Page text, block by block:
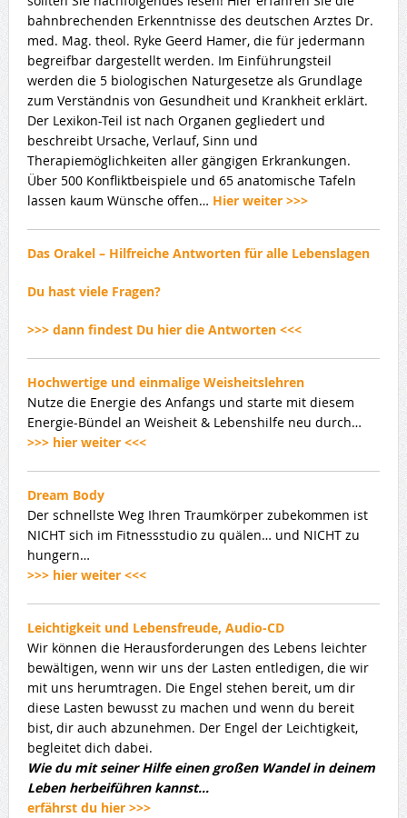
bahnbrechenden Erkenntnisse des deutschen Arztes Dr.
med. Mag. theol. Ryke Geerd Hamer, die für jedermann
begreifbar dargestellt werden. Im Einführungsteil
werden die 5 biologischen Naturgesetze als Grundlage
zum Verständnis von Gesundheit und Krankheit erklärt.
Der Lexikon-Teil ist nach Organen gegliedert und
beschreibt Ursache, Verlauf, Sinn und
Therapiemöglichkeiten aller gängigen Erkrankungen.
Über 500 Konfliktbeispiele und 65 anatomische Tafeln
lassen kaum Wünsche offen… Hier weiter >>>
Das Orakel – Hilfreiche Antworten für alle Lebenslagen
Du hast viele Fragen?
>>> dann findest Du hier die Antworten <<<
Hochwertige und einmalige Weisheitslehren
Nutze die Energie des Anfangs und starte mit diesem
Energie-Bündel an Weisheit & Lebenshilfe neu durch…
>>> hier weiter <<<
Dream Body
Der schnellste Weg Ihren Traumkörper zubekommen ist
NICHT sich im Fitnessstudio zu quälen… und NICHT zu
hungern…
>>> hier weiter <<<
Leichtigkeit und Lebensfreude, Audio-CD
Wir können die Herausforderungen des Lebens leichter
bewältigen, wenn wir uns der Lasten entledigen, die wir
mit uns herumtragen. Die Engel stehen bereit, um dir
diese Lasten bewusst zu machen und wenn du bereit
bist, dir auch abzunehmen. Der Engel der Leichtigkeit,
begleitet dich dabei.
Wie du mit seiner Hilfe einen großen Wandel in deinem
Leben herbeiführen kannst…
erfährst du hier >>>